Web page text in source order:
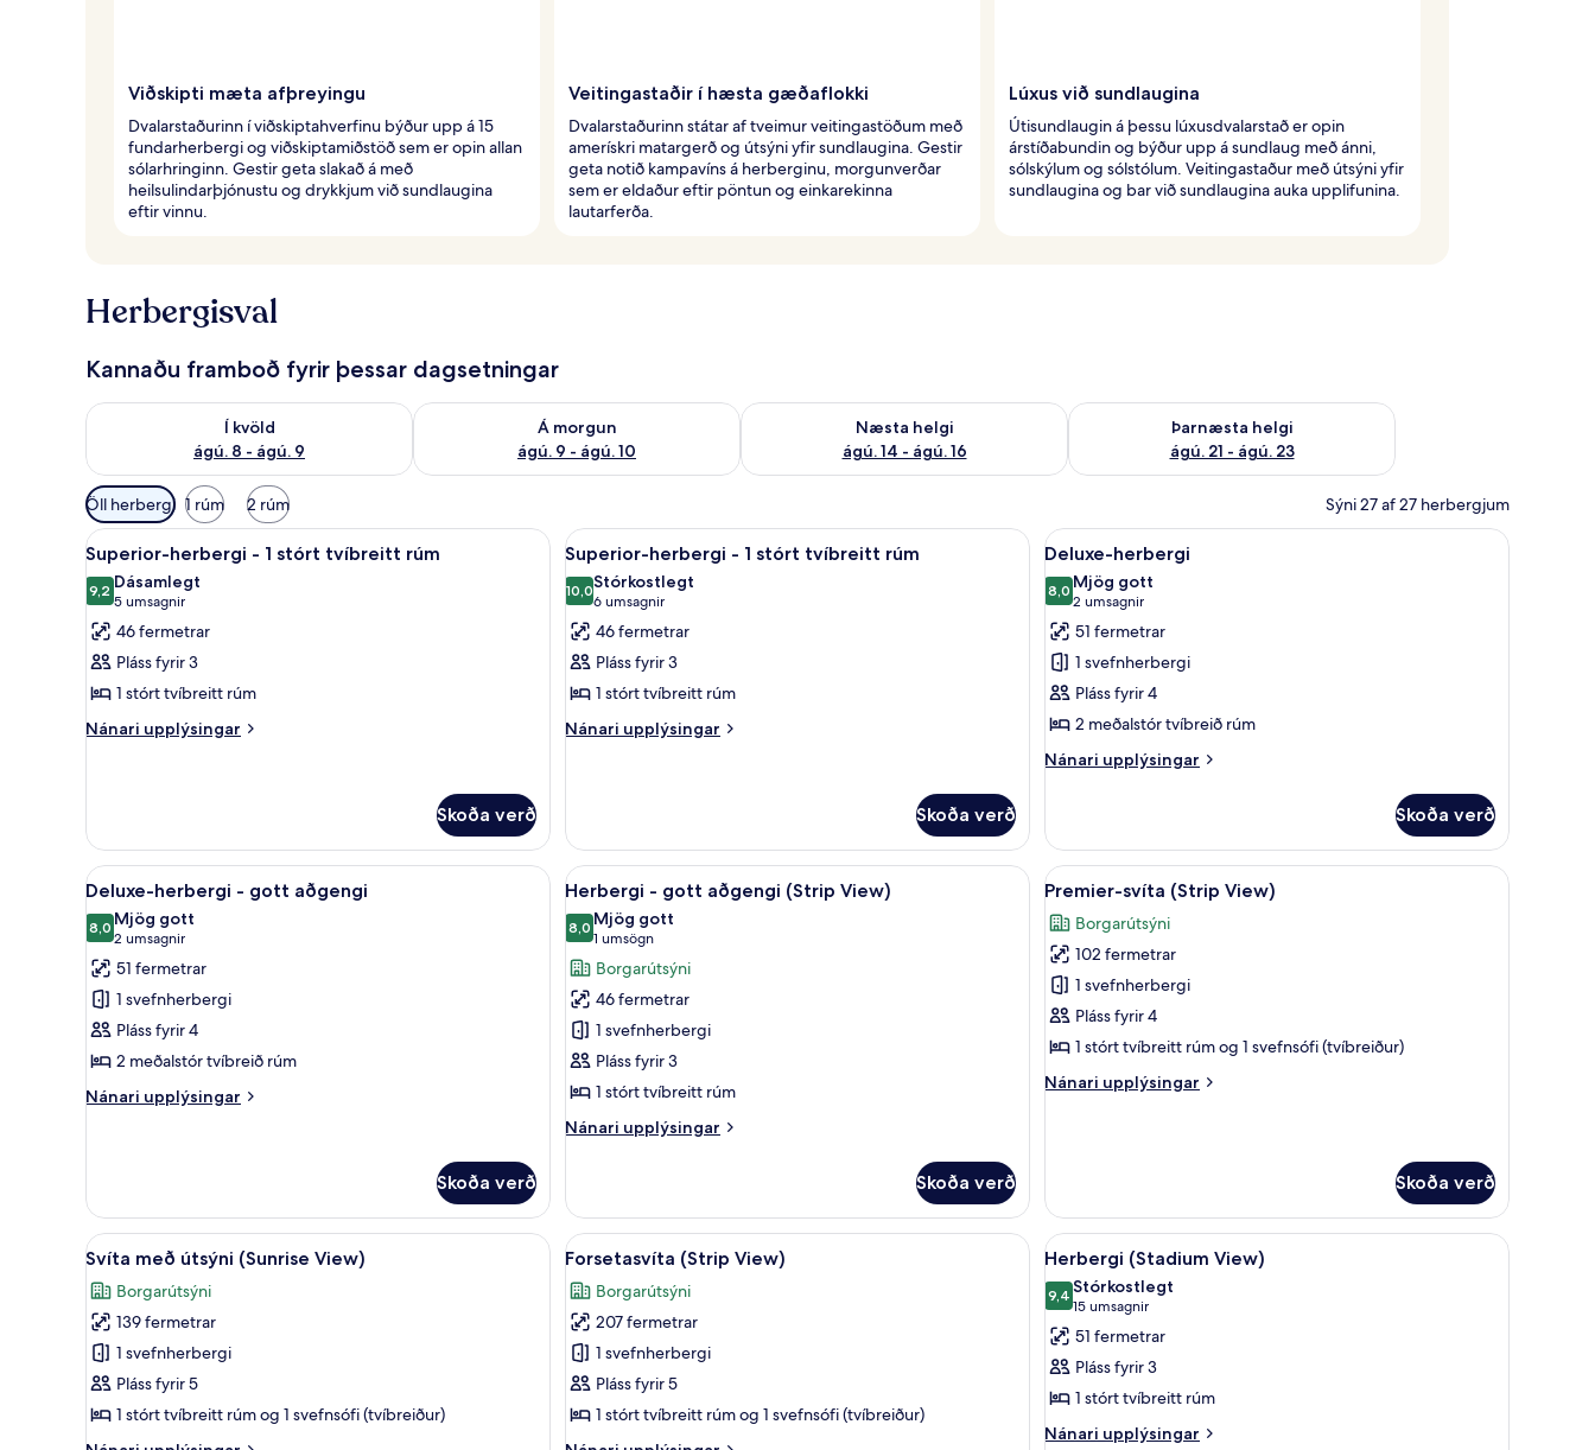
Viðskipti mæta afþreyingu
Dvalarstaðurinn í viðskiptahverfinu býður upp á 15
fundarherbergi og viðskiptamiðstöð sem er opin allan
sólarhringinn. Gestir geta slakað á með
heilsulindarþjónustu og drykkjum við sundlaugina
eftir vinnu.
Veitingastaðir í hæsta gæðaflokki
Dvalarstaðurinn státar af tveimur veitingastöðum með
amerískri matargerð og útsýni yfir sundlaugina. Gestir
geta notið kampavíns á herberginu, morgunverðar
sem er eldaður eftir pöntun og einkarekinna
lautarferða.
Lúxus við sundlaugina
Útisundlaugin á þessu lúxusdvalarstað er opin
árstíðabundin og býður upp á sundlaug með ánni,
sólskýlum og sólstólum. Veitingastaður með útsýni yfir
sundlaugina og bar við sundlaugina auka upplifunina.
Herbergisval
Kannaðu framboð fyrir þessar dagsetningar
Í kvöld
ágú. 8 - ágú. 9
Athuga framboð í kvöld ágú. 8 - ágú. 9
Á morgun
ágú. 9 - ágú. 10
Athuga framboð á morgun ágú. 9 - ágú. 10
Næsta helgi
ágú. 14 - ágú. 16
Athuga framboð næstu helgi ágú. 14 - ágú. 16
Þarnæsta helgi
ágú. 21 - ágú. 23
Athuga framboð þarnæstu helgi ágú. 21 - ágú. 23
Síur
í
boði
fyrir
herbergi
Öll herbergi 1 rúm 2 rúm Sýni 27 af 27 herbergjum
Skoða
allar
myndir
fyrir
Superior-
herbergi
-
1
Rúmföt af bestu gerð, dúnsængur, míníbar, öryggishólf í herbergi
4
Superior-herbergi - 1 stórt tvíbreitt rúm
9,29,2 af 10
Dásamlegt
5 umsagnir
(5
umsagnir)
46 fermetrar
Pláss fyrir 3
1 stórt tvíbreitt rúm
Nánari upplýsingar
Nánari
-
stórt
tvíbreitt
rúm
Skoða verð
Skoða
allar
myndir
fyrir
Superior-
herbergi
-
1
Rúmföt af bestu gerð, dúnsængur, míníbar, öryggishólf í herbergi
4
Superior-herbergi - 1 stórt tvíbreitt rúm
10,010,0 af 10
Stórkostlegt
6 umsagnir
(6
umsagnir)
46 fermetrar
Pláss fyrir 3
1 stórt tvíbreitt rúm
Nánari upplýsingar
Nánari
-
stórt
tvíbreitt
rúm
Skoða verð
Skoða
allar
myndir
fyrir
Deluxe-
herbergi
Rúmföt af bestu gerð, dúnsængur, míníbar,
3
Deluxe-herbergi
8,08,0 af 10
Mjög gott
2 umsagnir
(2
umsagnir)
51 fermetrar
1 svefnherbergi
Pláss fyrir 4
2 meðalstór tvíbreið rúm
Nánari upplýsingar
Nánari
herbergi
Skoða verð
Skoða
allar
myndir
fyrir
Deluxe-
herbergi
-
gott
aðgengi
Rúmföt af bestu gerð, dúnsængur, míníbar, öryggishólf í herbergi
3
Deluxe-herbergi - gott aðgengi
8,08,0 af 10
Mjög gott
2 umsagnir
(2
umsagnir)
51 fermetrar
1 svefnherbergi
Pláss fyrir 4
2 meðalstór tvíbreið rúm
Nánari upplýsingar
Nánari
-
gott
aðgengi
Skoða verð
Skoða
allar
myndir
fyrir
Herbergi
-
gott
aðgengi
(Strip
View)
Rúmföt af bestu gerð, dúnsængur, míníbar, öryggishólf í herbergi
5
Herbergi - gott aðgengi (Strip View)
8,08,0 af 10
Mjög gott
1 umsögn
(1
umsögn)
Borgarútsýni
46 fermetrar
1 svefnherbergi
Pláss fyrir 3
1 stórt tvíbreitt rúm
Nánari upplýsingar
Nánari
-
gott
aðgengi
View)
Skoða verð
Skoða
allar
myndir
fyrir
Premier-
svíta
(Strip
Rúmföt af bestu gerð, dúnsængur, míníbar,
5
Premier-svíta (Strip View)
Borgarútsýni
102 fermetrar
1 svefnherbergi
Pláss fyrir 4
1 stórt tvíbreitt rúm og 1 svefnsófi (tvíbreiður)
Nánari upplýsingar
Nánari
View)
Skoða verð
Skoða
allar
myndir
fyrir
Svíta
með
útsýni
Svíta með útsýni (Sunrise View) | Rúmföt af bestu gerð, dúnsængur, míníbar, öryggishólf í herbergi
6
Svíta með útsýni (Sunrise View)
Borgarútsýni
139 fermetrar
1 svefnherbergi
Pláss fyrir 5
1 stórt tvíbreitt rúm og 1 svefnsófi (tvíbreiður)
Skoða
allar
myndir
fyrir
Forsetasvíta
(Strip
View)
Forsetasvíta (Strip View) | Rúmföt af bestu gerð, dúnsængur, míníbar, öryggishólf í herbergi
6
Forsetasvíta (Strip View)
Borgarútsýni
207 fermetrar
1 svefnherbergi
Pláss fyrir 5
1 stórt tvíbreitt rúm og 1 svefnsófi (tvíbreiður)
Skoða
allar
myndir
fyrir
Herbergi
(Stadium
View)
Rúmföt af bestu gerð, dúnsængur, míníbar,
4
Herbergi (Stadium View)
9,49,4 af 10
Stórkostlegt
15 umsagnir
(15
umsagnir)
51 fermetrar
Pláss fyrir 3
1 stórt tvíbreitt rúm
Nánari upplýsingar
Nánari